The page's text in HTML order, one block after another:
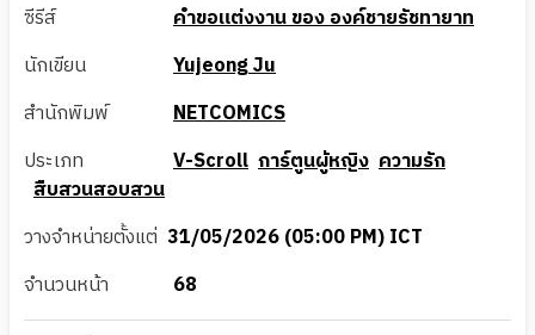
ซีรีส์
คำขอแต่งงาน ของ องค์ชายรัชทายาท
นักเขียน
Yujeong Ju
สำนักพิมพ์
NETCOMICS
ประเภท
V-Scroll การ์ตูนผู้หญิง ความรัก
สืบสวนสอบสวน
วางจำหน่ายตั้งแต่ 31/05/2026 (05:00 PM) ICT
จำนวนหน้า
68